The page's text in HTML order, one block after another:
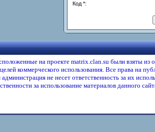
Код *:
на проекте matrix.clan.su были взяты из
коммерческого использования. Все права на
администрация не несет ответственность за их
за использование материалов данного